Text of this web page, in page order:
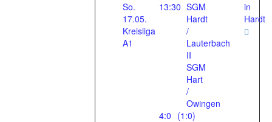
So.
17.05.
Kreisliga
A1
13:30 SGM
Hardt
/
Lauterbach
II
SGM
Hart
/
Owingen
4:0 (1:0)
in
Hardt